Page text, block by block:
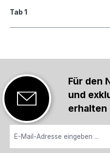
Tab 1
Für den
und
erhalten